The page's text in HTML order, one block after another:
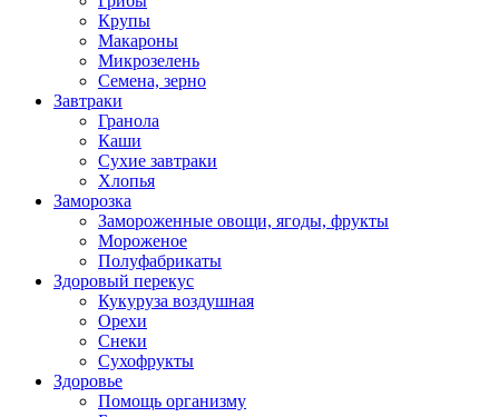
Крупы
Макароны
Микрозелень
Семена, зерно
Завтраки
Гранола
Каши
Сухие завтраки
Хлопья
Заморозка
Замороженные овощи, ягоды, фрукты
Мороженое
Полуфабрикаты
Здоровый перекус
Кукуруза воздушная
Орехи
Снеки
Сухофрукты
Здоровье
Помощь организму